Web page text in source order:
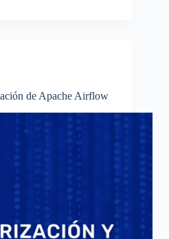
de Apache Airflow